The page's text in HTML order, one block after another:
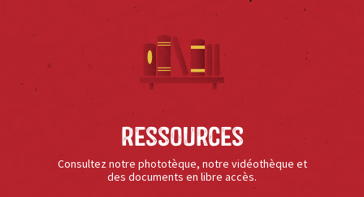
Ressources
Consultez notre phototèque, notre vidéothèque et
des documents en libre accès.